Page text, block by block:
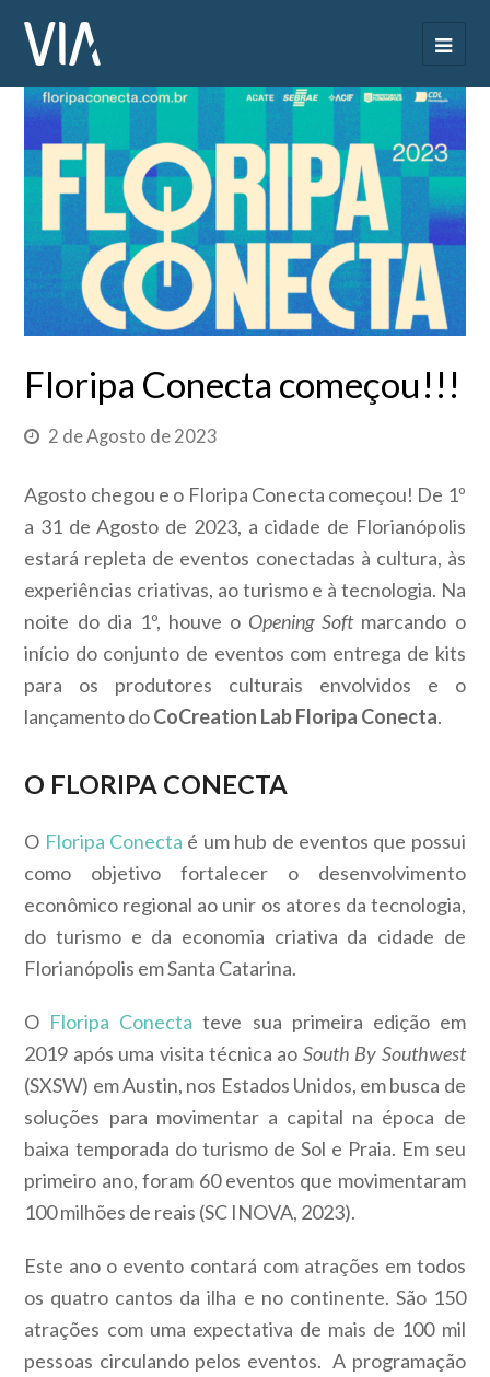
Floripa Conecta começou!!!
2 de Agosto de 2023
Agosto chegou e o Floripa Conecta começou! De 1º
a 31 de Agosto de 2023, a cidade de Florianópolis
estará repleta de eventos conectadas à cultura, às
experiências criativas, ao turismo e à tecnologia. Na
noite do dia 1º, houve o Opening Soft marcando o
início do conjunto de eventos com entrega de kits
para os produtores culturais envolvidos e o
lançamento doCoCreation Lab Floripa Conecta.
O FLORIPA CONECTA
O Floripa Conecta é um hub de eventos que possui
como objetivo fortalecer o desenvolvimento
econômico regional ao unir os atores da tecnologia,
do turismo e da economia criativa da cidade de
Florianópolis em Santa Catarina.
O Floripa Conecta teve sua primeira edição em
2019 após uma visita técnica ao South By Southwest
(SXSW) em Austin, nos Estados Unidos, em busca de
soluções para movimentar a capital na época de
baixa temporada do turismo de Sol e Praia. Em seu
primeiro ano, foram 60 eventos que movimentaram
100 milhões de reais (SC INOVA, 2023).
Este ano o evento contará com atrações em todos
os quatro cantos da ilha e no continente. São 150
atrações com uma expectativa de mais de 100 mil
pessoas circulando pelos eventos. A programação